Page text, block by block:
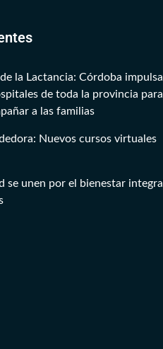
la Lactancia: Córdoba impulsa
de toda la provincia para
a las familias
Nuevos cursos virtuales
se unen por el bienestar integral